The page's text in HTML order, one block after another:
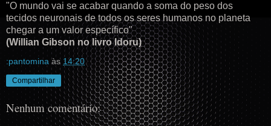
"O mundo vai se acabar quando a soma do peso dos
tecidos neuronais de todos os seres humanos no planeta
chegar a um valor específico"
(Willian Gibson no livro Idoru)
:pantomina às 14:20
Compartilhar
Nenhum comentário: